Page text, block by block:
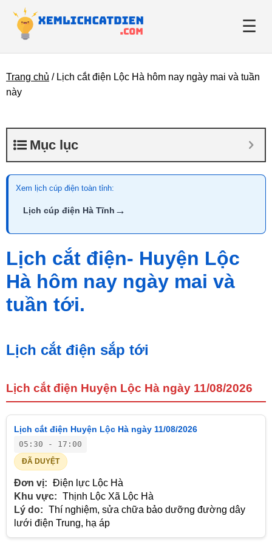
☰
Giới thiệu
Tin tức
Trang chủ / Lịch cắt điện Lộc Hà hôm nay ngày mai và tuần
này
Mục lục
Xem lịch cúp điện toàn tỉnh:
Lịch cúp điện Hà Tĩnh →
Lịch cắt điện- Huyện Lộc
Hà hôm nay ngày mai và
tuần tới.
Lịch cắt điện sắp tới
Lịch cắt điện Huyện Lộc Hà ngày 11/08/2026
Lịch cắt điện Huyện Lộc Hà ngày 11/08/2026
05:30 - 17:00
ĐÃ DUYỆT
Đơn vị: Điện lực Lộc Hà
Khu vực: Thịnh Lộc Xã Lộc Hà
Lý do: Thí nghiệm, sửa chữa bảo dưỡng đường dây
lưới điện Trung, hạ áp